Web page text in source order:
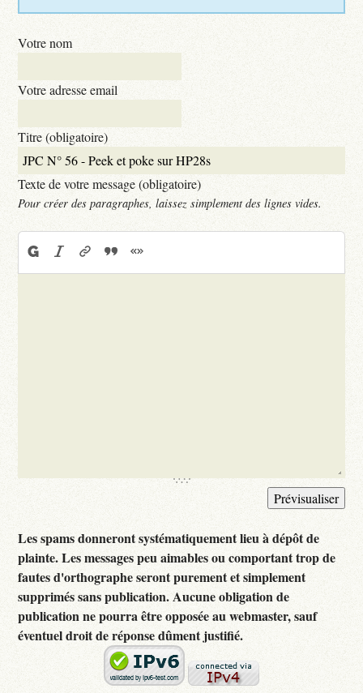
Votre nom
Votre adresse email
Titre (obligatoire)
Texte de votre message (obligatoire)
Pour créer des paragraphes, laissez simplement des lignes vides.
Les spams donneront systématiquement lieu à dépôt de
plainte. Les messages peu aimables ou comportant trop de
fautes d'orthographe seront purement et simplement
supprimés sans publication. Aucune obligation de
publication ne pourra être opposée au webmaster, sauf
éventuel droit de réponse dûment justifié.